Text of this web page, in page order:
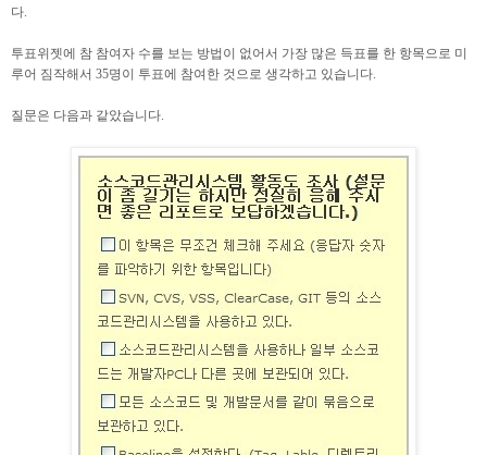
다.
투표위젯에 참 참여자 수를 보는 방법이 없어서 가장 많은 득표를 한 항목으로 미
루어 짐작해서 35명이 투표에 참여한 것으로 생각하고 있습니다.
질문은 다음과 같았습니다.